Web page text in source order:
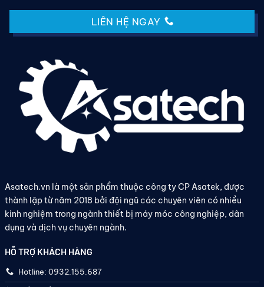
LIÊN HỆ NGAY
Asatech.vn là một sản phẩm thuộc công ty CP Asatek, được
thành lập từ năm 2018 bởi đội ngũ các chuyên viên có nhiều
kinh nghiệm trong ngành thiết bị máy móc công nghiệp, dân
dụng và dịch vụ chuyên ngành.
HỖ TRỢ KHÁCH HÀNG
Hotline: 0932.155.687